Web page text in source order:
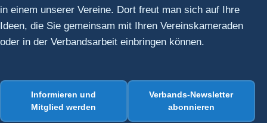
in einem unserer Vereine. Dort freut man sich auf Ihre
Ideen, die Sie gemeinsam mit Ihren Vereinskameraden
oder in der Verbandsarbeit einbringen können.
Informieren und
Mitglied werden
Verbands-Newsletter
abonnieren